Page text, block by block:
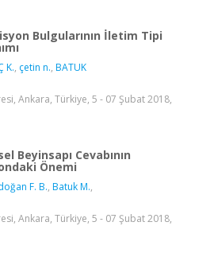
Bulgularının İletim Tipi
K., çetin n., BATUK
Ankara, Türkiye, 5 - 07 Şubat 2018,
Beyinsapı Cevabının
Önemi
F. B., Batuk M.,
Ankara, Türkiye, 5 - 07 Şubat 2018,